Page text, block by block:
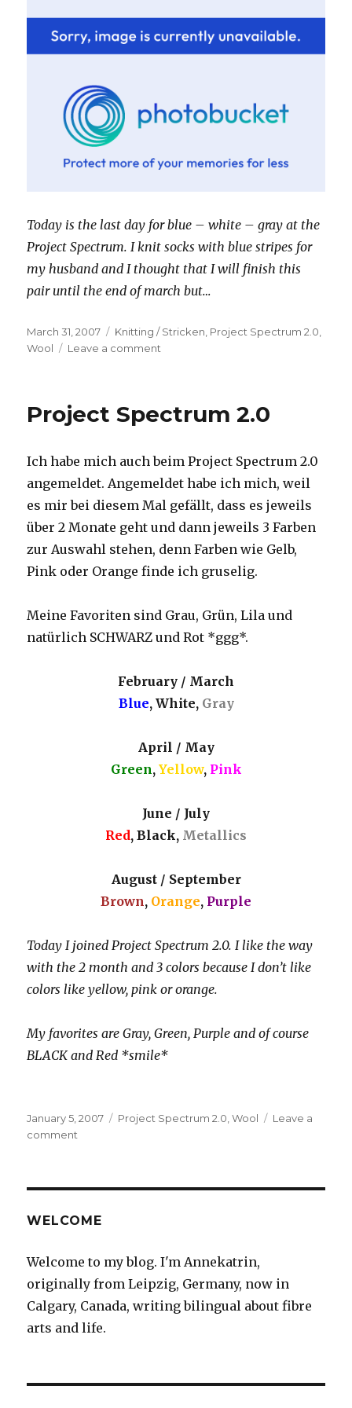
Today is the last day for blue – white – gray at the
Project Spectrum. I knit socks with blue stripes for
my husband and I thought that I will finish this
pair until the end of march but…
Posted
on
March 31, 2007 Categories
Knitting / Stricken Project Spectrum 2.0
Wool
Leave a comment
/
day
Project Spectrum 2.0
Ich habe mich auch beim Project Spectrum 2.0
angemeldet. Angemeldet habe ich mich, weil
es mir bei diesem Mal gefällt, dass es jeweils
über 2 Monate geht und dann jeweils 3 Farben
zur Auswahl stehen, denn Farben wie Gelb,
Pink oder Orange finde ich gruselig.
Meine Favoriten sind Grau, Grün, Lila und
natürlich SCHWARZ und Rot *ggg*.
February / March
Blue, White, Gray
April / May
Green, Yellow, Pink
June / July
Red, Black, Metallics
August / September
Brown, Orange, Purple
Today I joined Project Spectrum 2.0. I like the way
with the 2 month and 3 colors because I don’t like
colors like yellow, pink or orange.
My favorites are Gray, Green, Purple and of course
BLACK and Red *smile*
Posted
on
January 5, 2007 Categories
Project Spectrum 2.0 ,Wool
Leave a
comment
WELCOME
Welcome to my blog. I'm Annekatrin,
originally from Leipzig, Germany, now in
Calgary, Canada, writing bilingual about fibre
arts and life.